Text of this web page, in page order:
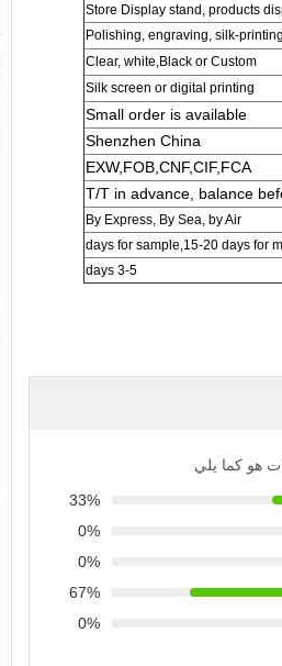
Store Display stand, products
Polishing, engraving, silk-
Clear, white,Black or Custom
Silk screen or digital printing
Small order is available
Shenzhen China
EXW,FOB,CNF,CIF,FCA
By Express, By Sea, by Air
3-5 days
هو كما يلي
33%
0%
0%
67%
0%